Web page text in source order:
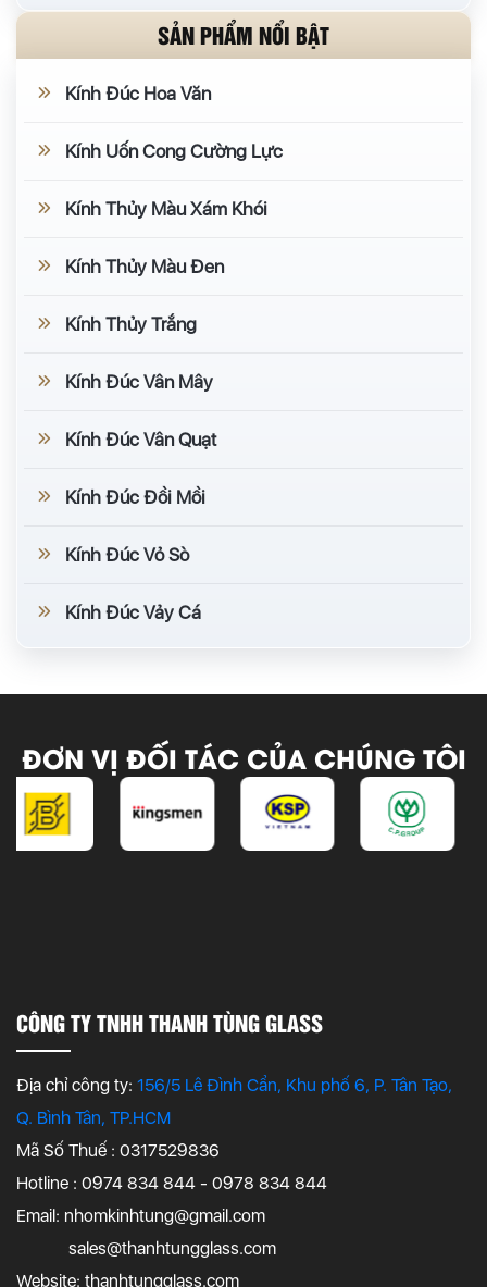
SẢN PHẨM NỔI BẬT
Kính Đúc Hoa Văn
Kính Uốn Cong Cường Lực
Kính Thủy Màu Xám Khói
Kính Thủy Màu Đen
Kính Thủy Trắng
Kính Đúc Vân Mây
Kính Đúc Vân Quạt
Kính Đúc Đồi Mồi
Kính Đúc Vỏ Sò
Kính Đúc Vảy Cá
ĐƠN VỊ ĐỐI TÁC CỦA CHÚNG TÔI
CÔNG TY TNHH THANH TÙNG GLASS
Địa chỉ công ty: 156/5 Lê Đình Cẩn, Khu phố 6, P. Tân Tạo,
Q. Bình Tân, TP.HCM
Mã Số Thuế : 0317529836
Hotline : 0974 834 844 - 0978 834 844
Email: nhomkinhtung@gmail.com
sales@thanhtungglass.com
Website: thanhtungglass.com